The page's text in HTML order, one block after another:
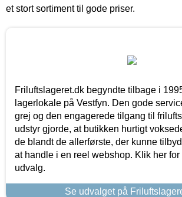
et stort sortiment til gode priser.
Friluftslageret.dk begyndte tilbage i
lagerlokale på Vestfyn. Den gode
grej og den engagerede tilgang til
udstyr gjorde, at butikken hurtigt
de blandt de allerførste, der kunne
at handle i en reel webshop. Klik her for
udvalg.
Se udvalget på